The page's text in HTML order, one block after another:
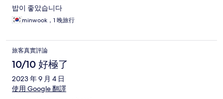
밥이 좋았습니다
minwook，1 晚旅行
旅客真實評論
10/10 好極了
2023 年 9 月 4 日
使用 Google 翻譯